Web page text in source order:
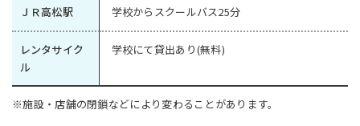
ＪＲ高松駅 学校からスクールバス25分
レンタサイク
ル
学校にて貸出あり(無料)
※施設・店舗の閉鎖などにより変わることがあります。